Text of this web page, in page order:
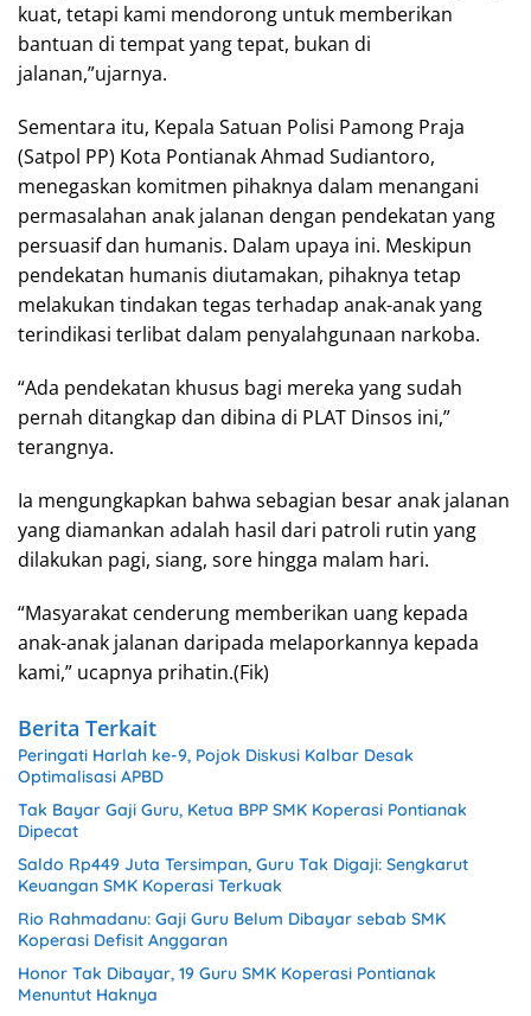
kuat, tetapi kami mendorong untuk memberikan
bantuan di tempat yang tepat, bukan di
jalanan,”ujarnya.
Sementara itu, Kepala Satuan Polisi Pamong Praja
(Satpol PP) Kota Pontianak Ahmad Sudiantoro,
menegaskan komitmen pihaknya dalam menangani
permasalahan anak jalanan dengan pendekatan yang
persuasif dan humanis. Dalam upaya ini. Meskipun
pendekatan humanis diutamakan, pihaknya tetap
melakukan tindakan tegas terhadap anak-anak yang
terindikasi terlibat dalam penyalahgunaan narkoba.
“Ada pendekatan khusus bagi mereka yang sudah
pernah ditangkap dan dibina di PLAT Dinsos ini,”
terangnya.
Ia mengungkapkan bahwa sebagian besar anak jalanan
yang diamankan adalah hasil dari patroli rutin yang
dilakukan pagi, siang, sore hingga malam hari.
“Masyarakat cenderung memberikan uang kepada
anak-anak jalanan daripada melaporkannya kepada
kami,” ucapnya prihatin.(Fik)
Berita Terkait
Peringati Harlah ke-9, Pojok Diskusi Kalbar Desak
Optimalisasi APBD
Tak Bayar Gaji Guru, Ketua BPP SMK Koperasi Pontianak
Dipecat
Saldo Rp449 Juta Tersimpan, Guru Tak Digaji: Sengkarut
Keuangan SMK Koperasi Terkuak
Rio Rahmadanu: Gaji Guru Belum Dibayar sebab SMK
Koperasi Defisit Anggaran
Honor Tak Dibayar, 19 Guru SMK Koperasi Pontianak
Menuntut Haknya